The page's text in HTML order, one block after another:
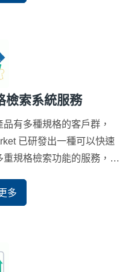
檢索系統服務
有多種規格的客戶群，
已研發出一種可以快速
重規格檢索功能的服務，不
支援多國語系。這套多重規
，可協助外銷企業建立客製
、搜尋，快速找到符合需求
提升使用者體驗，進而增
多